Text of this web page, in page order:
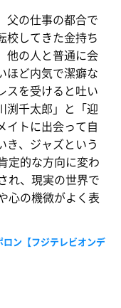
父の仕事の都合で
校してきた金持ち
他の人と普通に会
ほど内気で潔癖な
スを受けると吐い
渕千太郎」と「迎
イトに出会って自
き、ジャズという
定的な方向に変わ
れ、現実の世界で
心の機微がよく表
ン【フジテレビオンデ